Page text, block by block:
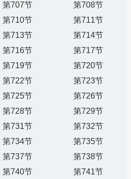
第707节
第708节
第710节
第711节
第713节
第714节
第716节
第717节
第719节
第720节
第722节
第723节
第725节
第726节
第728节
第729节
第731节
第732节
第734节
第735节
第737节
第738节
第740节
第741节